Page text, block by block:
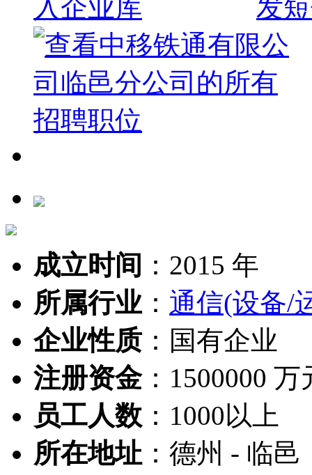
成立时间 ： 2015 年
所属行业： 通信(设备/
企业性质： 国有企业
注册资金： 1500000 万
员工人数 ： 1000以上
所在地址 ： 德州 - 临邑